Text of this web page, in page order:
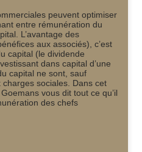
peuvent optimiser
entre rémunération du
L’avantage des
aux associés), c’est
capital (le dividende
dans capital d’une
capital ne sont, sauf
sociales. Dans cet
vous dit tout ce qu’il
des chefs